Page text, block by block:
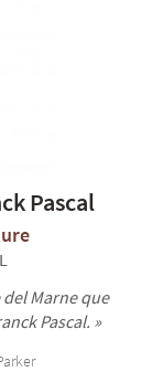
Pascal
del Marne que
Pascal. »